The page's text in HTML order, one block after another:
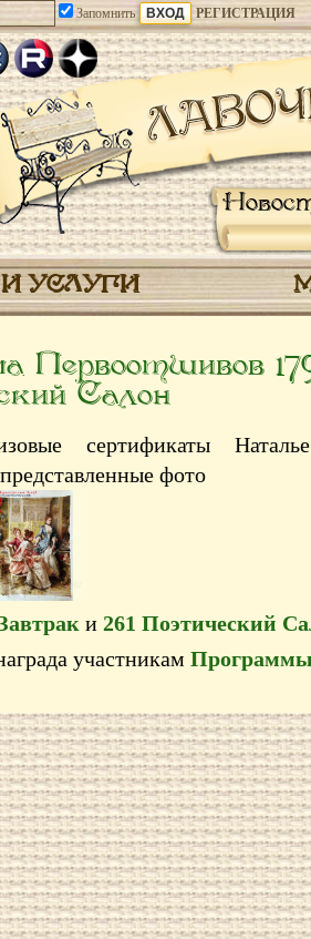
Запомнить РЕГИСТРАЦИЯ
УСЛУГИ
Первоотшивов
Салон
сертификаты
фото
и 261 Поэтический
участникам